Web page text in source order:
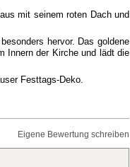
mit seinem roten Dach und
hervor. Das goldene
Innern der Kirche und lädt die
Festtags-Deko.
Eigene Bewertung schreiben